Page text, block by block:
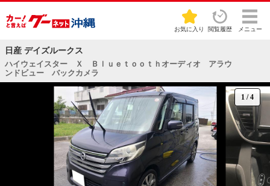
お気に入り 閲覧履歴 メニュー
日産 デイズルークス
ハイウェイスター Ｘ Ｂｌｕｅｔｏｏｔｈオーディオ アラウ
ンドビュー バックカメラ
1 /4